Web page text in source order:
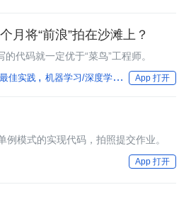
月将“前浪”拍在沙滩上？
代码就一定优于“菜鸟”工程师。
最佳实践 机器学习/深度学习 数据处理
App 打开
例模式的实现代码，拍照提交作业。
App 打开